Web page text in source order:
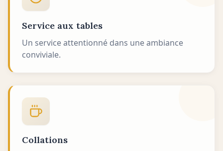
Service aux tables
Un service attentionné dans une ambiance
conviviale.
Collations